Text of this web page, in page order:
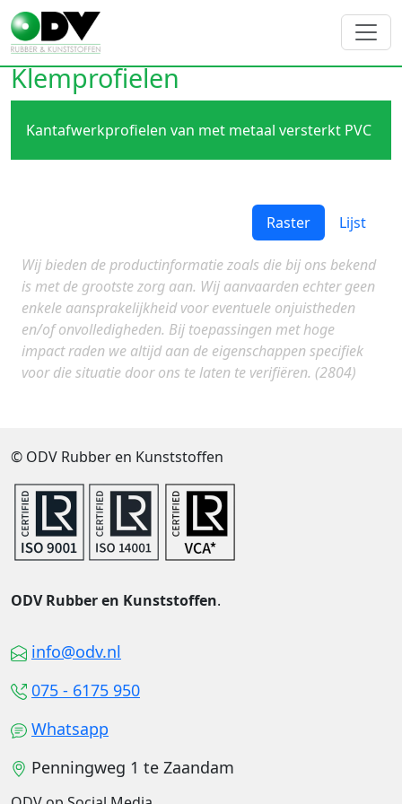
Klemprofielen
Kantafwerkprofielen van met metaal versterkt PVC
Raster Lijst
Wij bieden de productinformatie zoals die bij ons bekend
is met de grootste zorg aan. Wij aanvaarden echter geen
enkele aansprakelijkheid voor eventuele onjuistheden
en/of onvolledigheden. Bij toepassingen met hoge
impact raden we altijd aan de eigenschappen specifiek
voor die situatie door ons te laten te verifiëren. (2804)
© ODV Rubber en Kunststoffen
ODV Rubber en Kunststoffen.
info@odv.nl
075 - 6175 950
Whatsapp
Penningweg 1 te Zaandam